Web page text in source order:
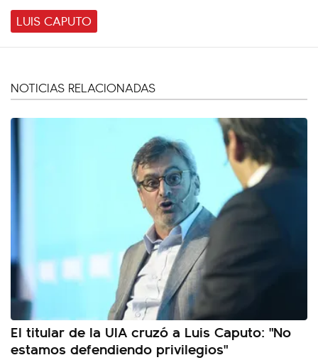
LUIS CAPUTO
NOTICIAS RELACIONADAS
El titular de la UIA cruzó a Luis Caputo: "No
estamos defendiendo privilegios"